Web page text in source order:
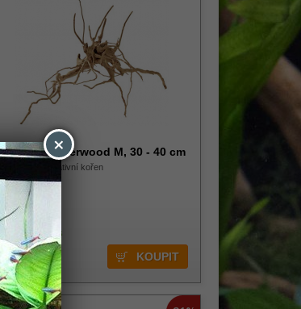
HOBBY Fingerwood M, 30 - 40 cm
Přírodní dekorativní kořen
Skladem 1 ks
379,00 Kč
×